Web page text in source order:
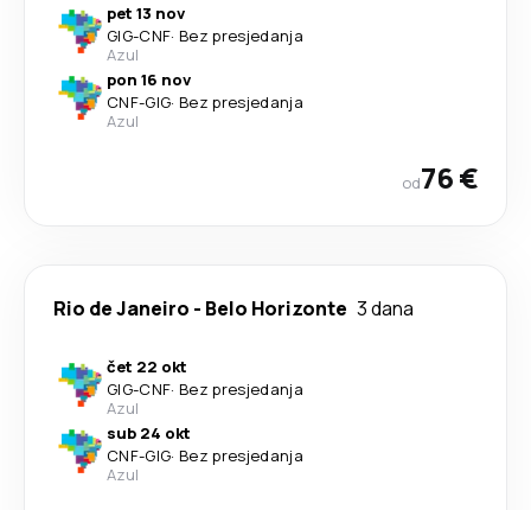
pet 13 nov
GIG-CNF· Bez presjedanja
Azul
pon 16 nov
CNF-GIG· Bez presjedanja
Azul
od76 €
Rio de Janeiro - Belo Horizonte 3 dana
čet 22 okt
GIG-CNF· Bez presjedanja
Azul
sub 24 okt
CNF-GIG· Bez presjedanja
Azul